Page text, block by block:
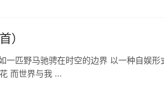
）
匹野马驰骋在时空的边界 以一种自娱形
而世界与我 ...